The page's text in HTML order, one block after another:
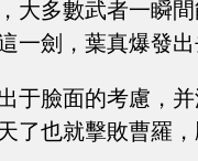
大多數武者一瞬
一劍，葉真爆發
于臉面的考慮，
了也就擊敗曹羅